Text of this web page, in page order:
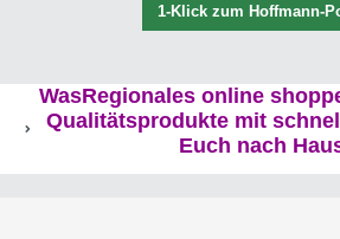
1-Klick zum Hoffmann-
WasRegionales online
Qualitätsprodukte mit
Euch nach